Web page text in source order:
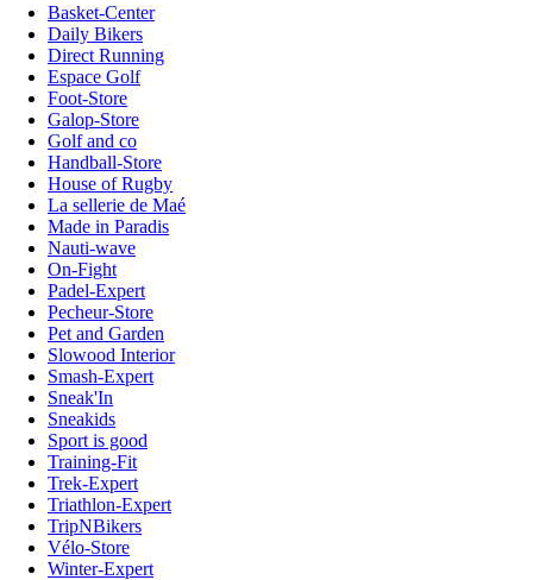
Basket-Center
Daily Bikers
Direct Running
Espace Golf
Foot-Store
Galop-Store
Golf and co
Handball-Store
House of Rugby
La sellerie de Maé
Made in Paradis
Nauti-wave
On-Fight
Padel-Expert
Pecheur-Store
Pet and Garden
Slowood Interior
Smash-Expert
Sneak'In
Sneakids
Sport is good
Training-Fit
Trek-Expert
Triathlon-Expert
TripNBikers
Vélo-Store
Winter-Expert